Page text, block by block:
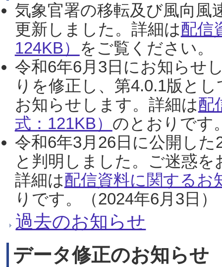
気象官署の移転及び風向風
更新しました。詳細は配信
124KB） をご覧ください。
令和6年6月3日にお知らせ
りを修正し、第4.0.1版と
お知らせします。詳細は配
式：121KB） のとおりです
令和6年3月26日に公開し
と判明しました。ご迷惑
詳細は配信資料に関するお
りです。（2024年6月3日）
過去のお知らせ
データ修正のお知らせ